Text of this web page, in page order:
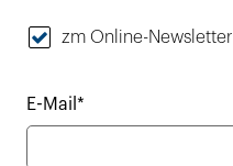
zm Online-Newsletter
E-Mail*